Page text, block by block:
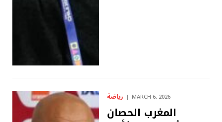
رياضة MARCH 6, 2026
المغرب الحصان